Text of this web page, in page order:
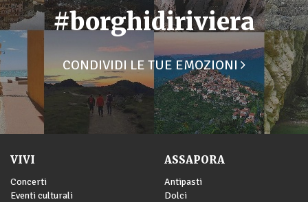
#borghidiriviera
CONDIVIDI LE TUE EMOZIONI
VIVI
Concerti
Eventi culturali
ASSAPORA
Antipasti
Dolci